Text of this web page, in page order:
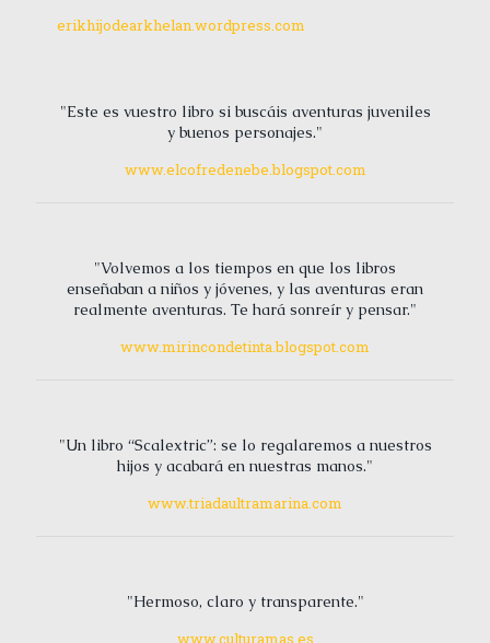
erikhijodearkhelan.wordpress.com
"Este es vuestro libro si buscáis aventuras juveniles
y buenos personajes."
www.elcofredenebe.blogspot.com
"Volvemos a los tiempos en que los libros
enseñaban a niños y jóvenes, y las aventuras eran
realmente aventuras. Te hará sonreír y pensar."
www.mirincondetinta.blogspot.com
"Un libro “Scalextric”: se lo regalaremos a nuestros
hijos y acabará en nuestras manos."
www.triadaultramarina.com
"Hermoso, claro y transparente."
www.culturamas.es